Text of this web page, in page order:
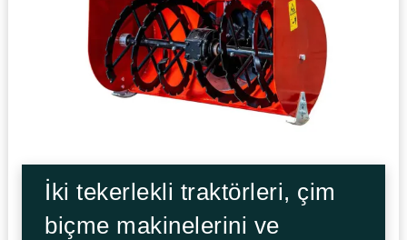
İki tekerlekli traktörleri, çim
biçme makinelerini ve